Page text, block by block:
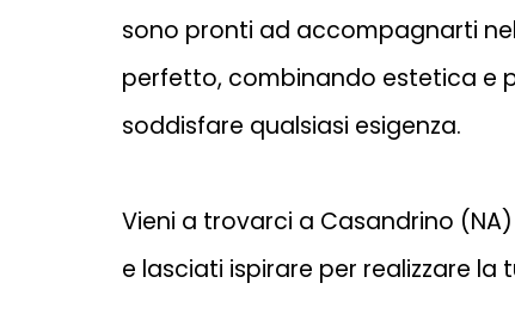
sono pronti ad accompagnarti
perfetto, combinando estetica e
soddisfare qualsiasi esigenza.
Vieni a trovarci a Casandrino
e lasciati ispirare per realizzare la